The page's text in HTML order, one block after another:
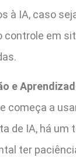
à IA, caso
controle em
e
começa a
de IA, há um
ter